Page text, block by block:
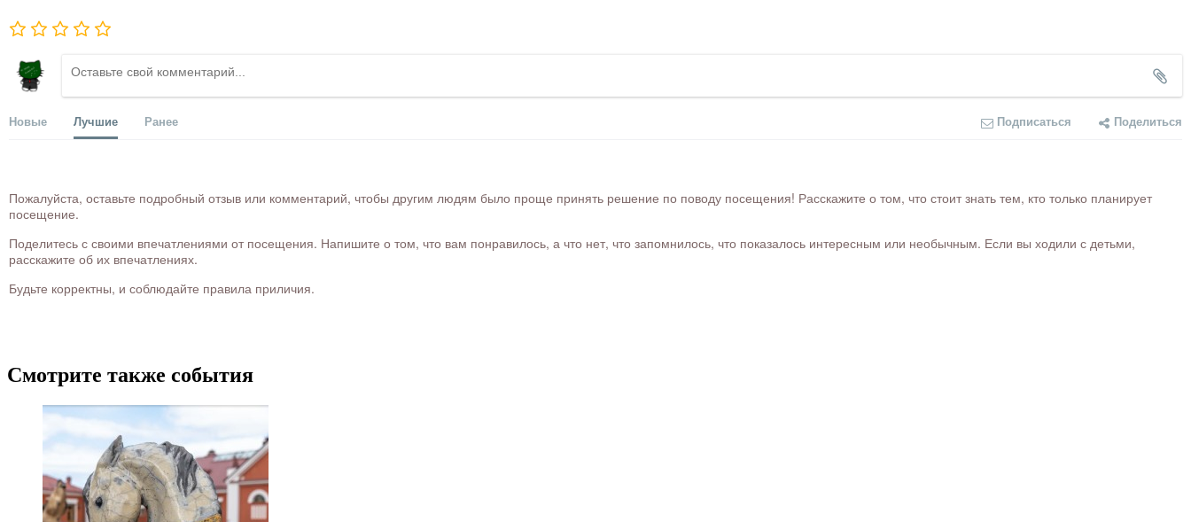
Новые Лучшие Ранее Подписаться Поделиться
Пожалуйста, оставьте подробный отзыв или комментарий, чтобы другим людям было проще принять решение по поводу посещения! Расскажите о том, что стоит знать тем, кто только планирует
посещение.
Поделитесь с своими впечатлениями от посещения. Напишите о том, что вам понравилось, а что нет, что запомнилось, что показалось интересным или необычным. Если вы ходили с детьми,
расскажите об их впечатлениях.
Будьте корректны, и соблюдайте правила приличия.
Смотрите также события